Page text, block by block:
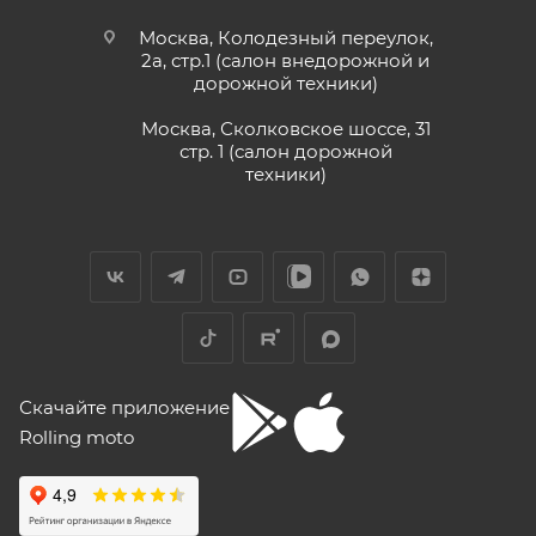
быстрая, салон рекомендую.
Отзыв Яндекс.Карты
9 июня
Yngvar Heidelmann
Купил машину 2025 года, движок 172FMM-
5, по информации от производителя -- 250
кубиков. Уже интересно. Под мой рост
Москва, Колодезный переулок,
2а, стр.1 (салон внедорожной и
дорожной техники)
Москва, Сколковское шоссе, 31
стр. 1 (салон дорожной
техники)
Скачайте приложение
Rolling moto